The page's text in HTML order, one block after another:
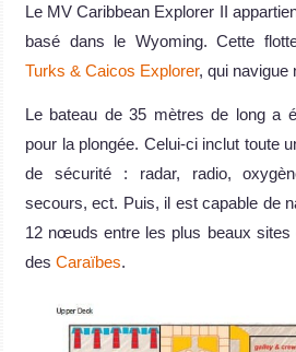
Le MV Caribbean Explorer II
basé dans le Wyoming. Cette
Turks & Caicos Explorer, qui navigue
Le bateau de 35 mètres de long a
pour la plongée. Celui-ci inclut toute
de sécurité : radar, radio,
secours, ect. Puis, il est capable de
12 nœuds entre les plus beaux sites
des Caraïbes.